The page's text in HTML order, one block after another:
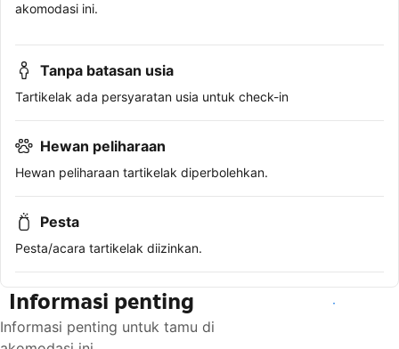
akomodasi ini.
Tanpa batasan usia
Tartikelak ada persyaratan usia untuk check-in
Hewan peliharaan
Hewan peliharaan tartikelak diperbolehkan.
Pesta
Pesta/acara tartikelak diizinkan.
Informasi penting
Informasi penting untuk tamu di
Lihat ketersediaan